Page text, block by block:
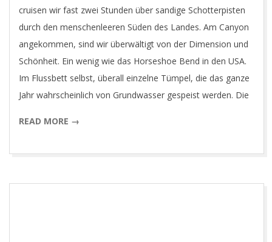
cruisen wir fast zwei Stunden über sandige Schotterpisten
durch den menschenleeren Süden des Landes. Am Canyon
angekommen, sind wir überwältigt von der Dimension und
Schönheit. Ein wenig wie das Horseshoe Bend in den USA.
Im Flussbett selbst, überall einzelne Tümpel, die das ganze
Jahr wahrscheinlich von Grundwasser gespeist werden. Die
READ MORE →